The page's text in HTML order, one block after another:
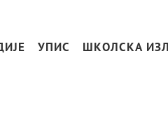
УПИС ШКОЛСКА